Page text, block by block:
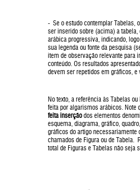
- Se o estudo contemplar Tabelas,
ser inserido sobre (acima) a
arábica progressiva, indicando,
sua legenda ou fonte da pesquisa
item de observação relevante para
conteúdo. Os resultados
devem ser repetidos em gráficos, e
No texto, a referência às Tabelas
feita por algarismos arábicos. Note
feita inserçãodos elementos
esquema, diagrama, gráfico,
gráficos do artigo necessariamente
chamados de Figura ou de Tabela.
total de Figuras e Tabelas não seja